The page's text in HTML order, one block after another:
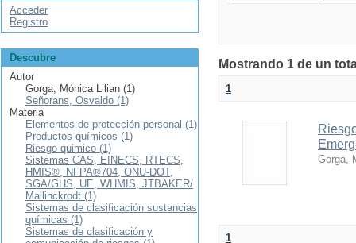
Mostrando 1 de un
1
Gorga,
1
Acceder
Registro
Descubre
Autor
Gorga, Mónica Lilian (1)
Señorans, Osvaldo (1)
Materia
Elementos de protección personal (1)
Productos químicos (1)
Riesgo quimico (1)
Sistemas CAS, EINECS, RTECS,
HMIS®, NFPA®704, ONU-DOT,
SGA/GHS, UE, WHMIS, JTBAKER/
Mallinckrodt (1)
Sistemas de clasificación sustancias
químicas (1)
Sistemas de clasificación y